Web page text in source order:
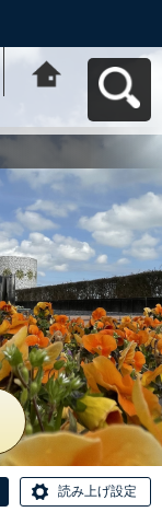
ー ざまっとへ
読み上げ設定